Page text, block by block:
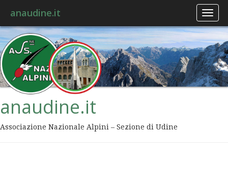
anaudine.it
anaudine.it
Associazione Nazionale Alpini – Sezione di Udine